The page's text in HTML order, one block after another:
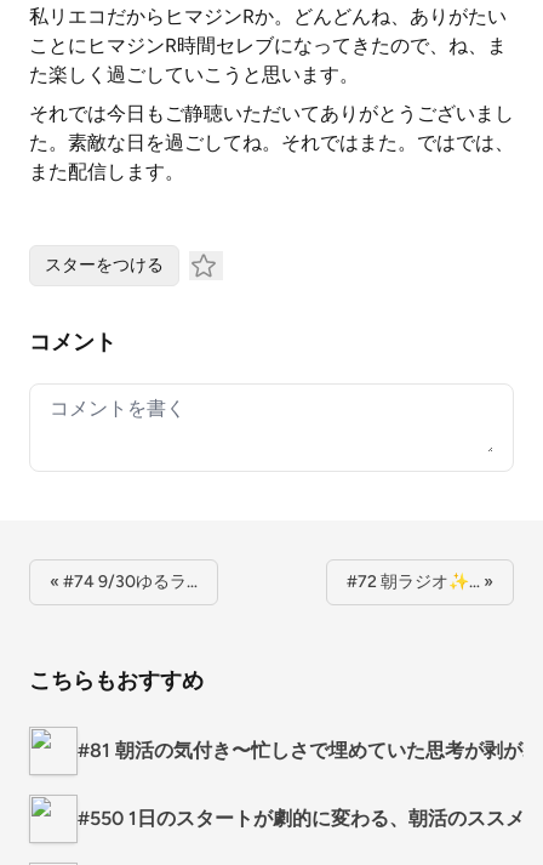
私リエコだからヒマジンRか。どんどんね、ありがたい
ことにヒマジンR時間セレブになってきたので、ね、ま
た楽しく過ごしていこうと思います。
それでは今日もご静聴いただいてありがとうございまし
た。素敵な日を過ごしてね。それではまた。ではでは、
また配信します。
スターをつける
コメント
Your comment
« #74 9/30ゆるラ… #72 朝ラジオ✨… »
こちらもおすすめ
#81 朝活の気付き〜忙しさで埋めていた思考が剥が
#550 1日のスタートが劇的に変わる、朝活のススメ